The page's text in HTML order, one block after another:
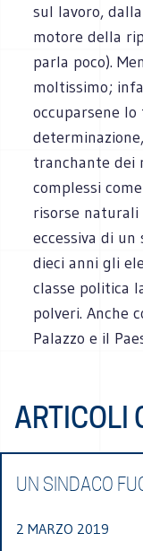
sul lavoro,
motore della
parla poco).
moltissimo;
occuparsene lo
tranchante dei
complessi
risorse
eccessiva di
dieci anni gli
classe politica
polveri. Anche
Palazzo e il
ARTICOLI
UN SINDACO
2 MARZO 2019